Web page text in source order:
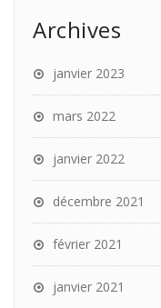
Archives
janvier 2023
mars 2022
janvier 2022
décembre 2021
février 2021
janvier 2021